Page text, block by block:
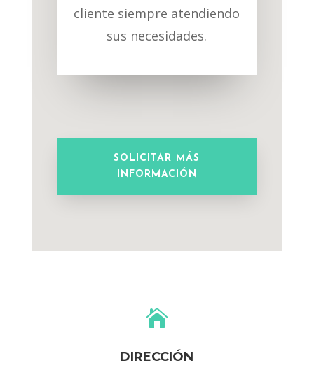
cliente siempre atendiendo
sus necesidades.
SOLICITAR MÁS
INFORMACIÓN

DIRECCIÓN